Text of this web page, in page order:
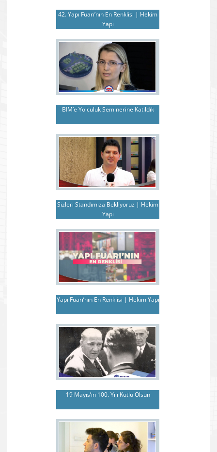
42. Yapı Fuarı’nın En Renklisi | Hekim
Yapı
BIM’e Yolculuk Seminerine Katıldık
Sizleri Standımıza Bekliyoruz | Hekim
Yapı
Yapı Fuarı’nın En Renklisi | Hekim Yapı
19 Mayıs’ın 100. Yılı Kutlu Olsun